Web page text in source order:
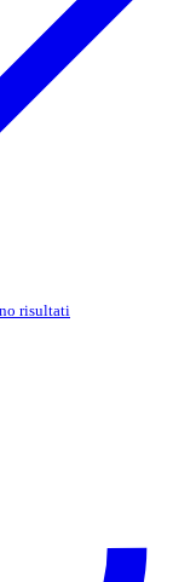
risultati